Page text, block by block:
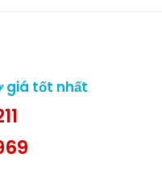
giá tốt nhất